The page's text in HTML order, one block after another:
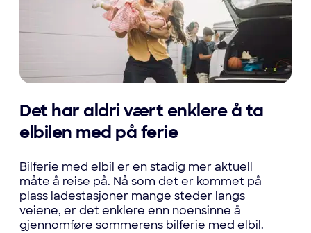
Det har aldri vært enklere å ta
elbilen med på ferie
Bilferie med elbil er en stadig mer aktuell
måte å reise på. Nå som det er kommet på
plass ladestasjoner mange steder langs
veiene, er det enklere enn noensinne å
gjennomføre sommerens bilferie med elbil.